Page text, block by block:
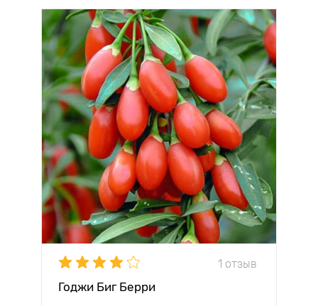
1 отзыв
Годжи Биг Берри